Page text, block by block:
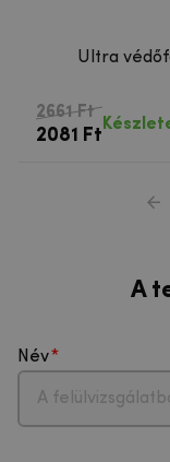
Ultra
2661 Ft
2081 Ft
A
Név